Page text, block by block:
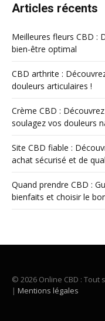
Articles récents
Meilleures fleurs CBD :
bien-être optimal
CBD arthrite :
douleurs articulaires !
Crème CBD :
soulagez vos douleurs
Site CBD fiable :
achat sécurisé et de
Quand prendre CBD :
bienfaits et choisir le
© 2026 Online CBD : Tout
| Mentions légales